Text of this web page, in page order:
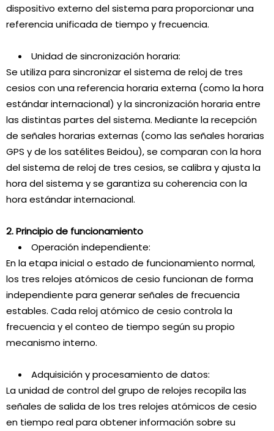
dispositivo externo del sistema para proporcionar una
referencia unificada de tiempo y frecuencia.
Unidad de sincronización horaria:
Se utiliza para sincronizar el sistema de reloj de tres
cesios con una referencia horaria externa (como la hora
estándar internacional) y la sincronización horaria entre
las distintas partes del sistema. Mediante la recepción
de señales horarias externas (como las señales horarias
GPS y de los satélites Beidou), se comparan con la hora
del sistema de reloj de tres cesios, se calibra y ajusta la
hora del sistema y se garantiza su coherencia con la
hora estándar internacional.
2. Principio de funcionamiento
Operación independiente:
En la etapa inicial o estado de funcionamiento normal,
los tres relojes atómicos de cesio funcionan de forma
independiente para generar señales de frecuencia
estables. Cada reloj atómico de cesio controla la
frecuencia y el conteo de tiempo según su propio
mecanismo interno.
Adquisición y procesamiento de datos:
La unidad de control del grupo de relojes recopila las
señales de salida de los tres relojes atómicos de cesio
en tiempo real para obtener información sobre su